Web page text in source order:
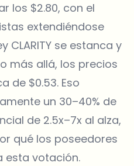
los $2.80, con el
extendiéndose
CLARITY se estanca y
más allá, los precios
de $0.53. Eso
un 30–40% de
de 2.5x–7x al alza,
qué los poseedores
esta votación.